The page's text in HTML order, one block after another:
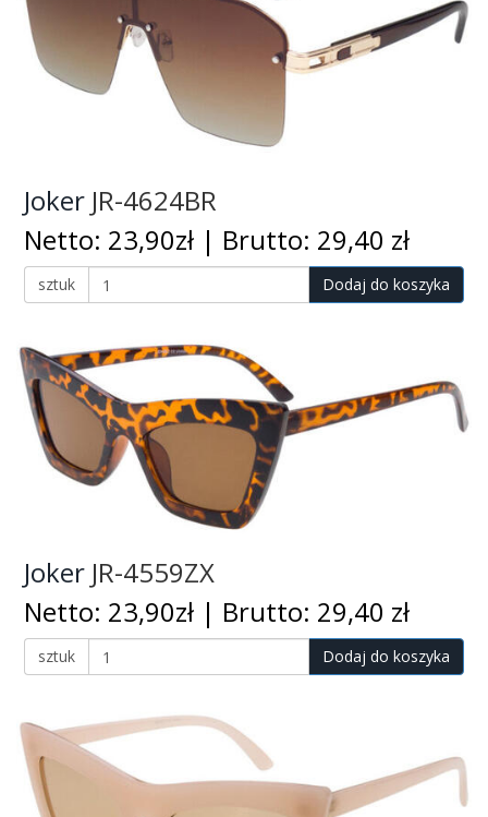
Joker JR-4624BR
Netto: 23,90zł | Brutto: 29,40 zł
sztuk Dodaj do koszyka
Joker JR-4559ZX
Netto: 23,90zł | Brutto: 29,40 zł
sztuk Dodaj do koszyka